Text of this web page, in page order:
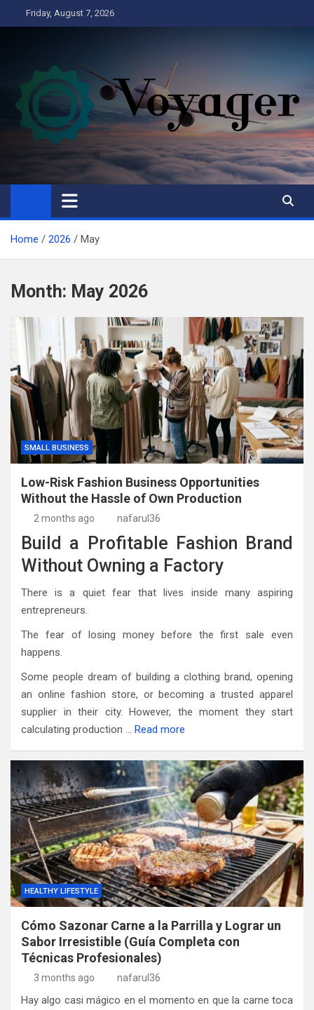
to
Friday, August 7, 2026
Voyager
Business
Home 2026 May
Month: May 2026
SMALL BUSINESS
Low-Risk Fashion Business Opportunities
Without the Hassle of Own Production
2 months ago nafarul36
Build a Profitable Fashion Brand
Without Owning a Factory
There is a quiet fear that lives inside many aspiring
entrepreneurs.
The fear of losing money before the first sale even
happens.
Some people dream of building a clothing brand, opening
an online fashion store, or becoming a trusted apparel
supplier in their city. However, the moment they start
calculating production … Read more
HEALTHY LIFESTYLE
Cómo Sazonar Carne a la Parrilla y Lograr un
Sabor Irresistible (Guía Completa con
Técnicas Profesionales)
3 months ago nafarul36
Hay algo casi mágico en el momento en que la carne toca